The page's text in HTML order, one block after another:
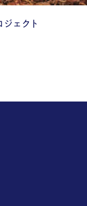
ェクト